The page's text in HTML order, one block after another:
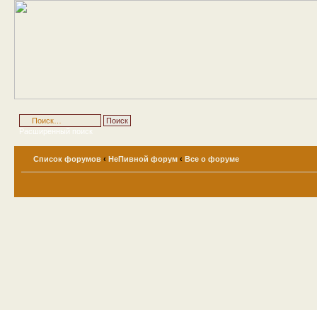
Расширенный поиск
Список форумов ‹ НеПивной форум ‹ Все о форуме